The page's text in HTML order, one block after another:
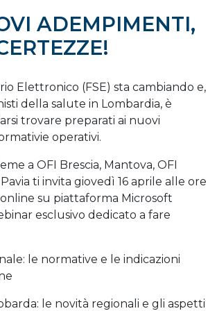
ADEMPIMENTI,
Elettronico (FSE) sta cambiando e,
della salute in Lombardia, è
trovare preparati ai nuovi
operativi.
a OFI Brescia, Mantova, OFI
ti invita giovedì 16 aprile alle ore
su piattaforma Microsoft
esclusivo dedicato a fare
le normative e le indicazioni
le novità regionali e gli aspetti